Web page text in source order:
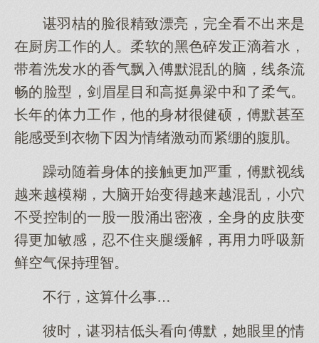
谌羽桔的脸很精致漂亮，完全看不出来是
在厨房工作的人。柔软的黑色碎发正滴着水，
带着洗发水的香气飘入傅默混乱的脑，线条流
畅的脸型，剑眉星目和高挺鼻梁中和了柔气。
长年的体力工作，他的身材很健硕，傅默甚至
能感受到衣物下因为情绪激动而紧绷的腹肌。
躁动随着身体的接触更加严重，傅默视线
越来越模糊，大脑开始变得越来越混乱，小穴
不受控制的一股一股涌出密液，全身的皮肤变
得更加敏感，忍不住夹腿缓解，再用力呼吸新
鲜空气保持理智。
不行，这算什么事…
彼时，谌羽桔低头看向傅默，她眼里的情